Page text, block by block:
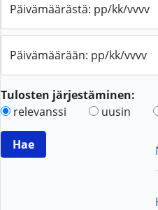
Päivämäärästä: pp/kk/vvvv
Päivämäärään: pp/kk/vvvv
Tulosten järjestäminen:
relevanssi
uusin